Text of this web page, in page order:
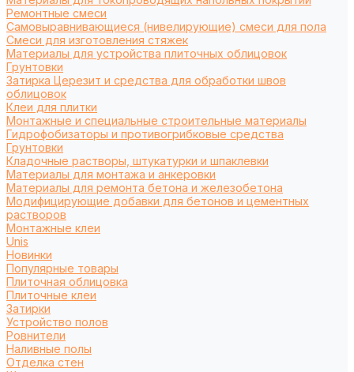
Ремонтные смеси
Самовыравнивающиеся (нивелирующие) смеси для пола
Смеси для изготовления стяжек
Материалы для устройства плиточных облицовок
Грунтовки
Затирка Церезит и средства для обработки швов
облицовок
Клеи для плитки
Монтажные и специальные строительные материалы
Гидрофобизаторы и противогрибковые средства
Грунтовки
Кладочные растворы, штукатурки и шпаклевки
Материалы для монтажа и анкеровки
Материалы для ремонта бетона и железобетона
Модифицирующие добавки для бетонов и цементных
растворов
Монтажные клеи
Unis
Новинки
Популярные товары
Плиточная облицовка
Плиточные клеи
Затирки
Устройство полов
Ровнители
Наливные полы
Отделка стен